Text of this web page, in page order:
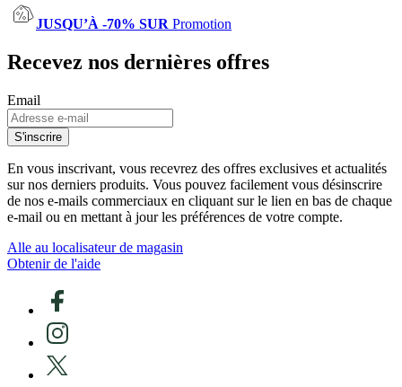
JUSQU’À -70% SUR Promotion
Recevez nos dernières offres
Email
S'inscrire
En vous inscrivant, vous recevrez des offres exclusives et actualités
sur nos derniers produits. Vous pouvez facilement vous désinscrire
de nos e-mails commerciaux en cliquant sur le lien en bas de chaque
e-mail ou en mettant à jour les préférences de votre compte.
Alle au localisateur de magasin
Obtenir de l'aide